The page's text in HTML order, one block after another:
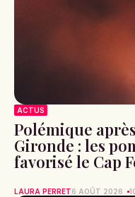
ACTUS
Polémique
Gironde : les
favorisé le Cap
LAURA PERRET6 AOÛT 2026